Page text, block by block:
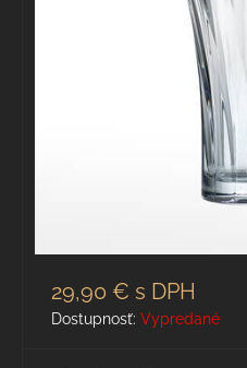
29,90 € s DPH
Dostupnosť: Vypredané